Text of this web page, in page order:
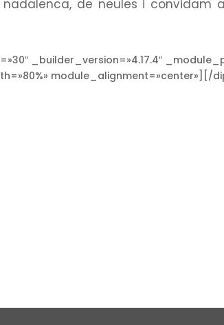
de neules i convidam
_builder_version=»4.17.4″
module_alignment=»center»][/